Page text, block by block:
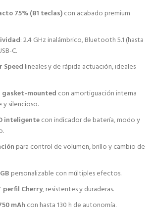
75% (81 teclas)con acabado premium
: 2.4 GHz inalámbrico, Bluetooth 5.1 (hasta
C.
Speed lineales y de rápida actuación, ideales
gasket-mounted con amortiguación interna
y silencioso.
inteligentecon indicador de batería, modo y
para control de volumen, brillo y cambio de
personalizable con múltiples efectos.
perfil Cherry, resistentes y duraderas.
mAh con hasta 130 h de autonomía.